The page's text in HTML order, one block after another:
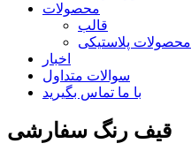
محصولات
قالب
محصولات پلاستیکی
اخبار
سوالات متداول
با ما تماس بگیرید
قیف رنگ سفارشی